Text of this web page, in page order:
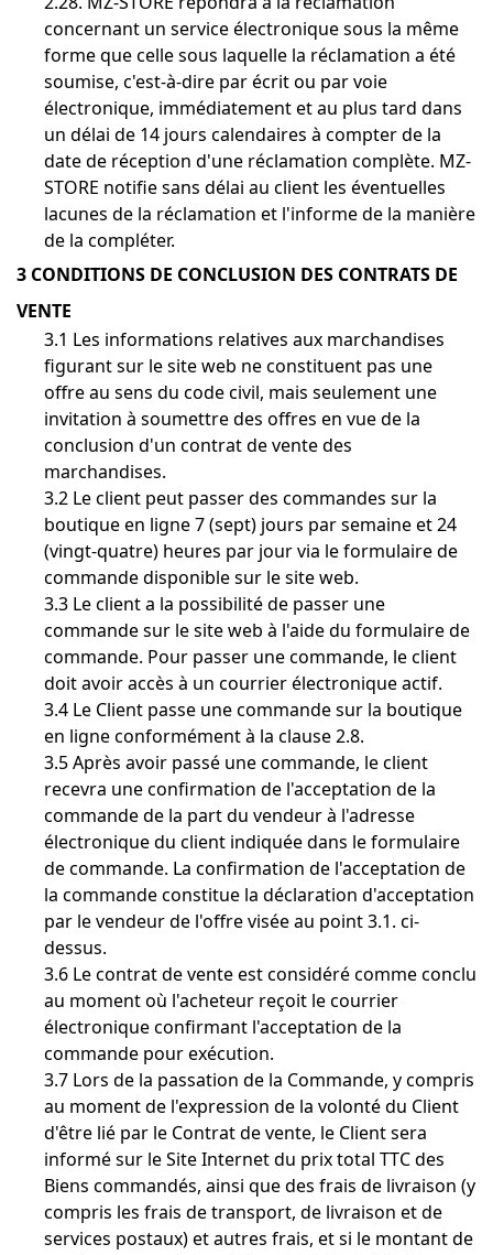
concernant un service électronique sous la même
forme que celle sous laquelle la réclamation a été
soumise, c'est-à-dire par écrit ou par voie
électronique, immédiatement et au plus tard dans
un délai de 14 jours calendaires à compter de la
date de réception d'une réclamation complète. MZ-
STORE notifie sans délai au client les éventuelles
lacunes de la réclamation et l'informe de la manière
de la compléter.
3 CONDITIONS DE CONCLUSION DES CONTRATS DE
VENTE
3.1 Les informations relatives aux marchandises
figurant sur le site web ne constituent pas une
offre au sens du code civil, mais seulement une
invitation à soumettre des offres en vue de la
conclusion d'un contrat de vente des
marchandises.
3.2 Le client peut passer des commandes sur la
boutique en ligne 7 (sept) jours par semaine et 24
(vingt-quatre) heures par jour via le formulaire de
commande disponible sur le site web.
3.3 Le client a la possibilité de passer une
commande sur le site web à l'aide du formulaire de
commande. Pour passer une commande, le client
doit avoir accès à un courrier électronique actif.
3.4 Le Client passe une commande sur la boutique
en ligne conformément à la clause 2.8.
3.5 Après avoir passé une commande, le client
recevra une confirmation de l'acceptation de la
commande de la part du vendeur à l'adresse
électronique du client indiquée dans le formulaire
de commande. La confirmation de l'acceptation de
la commande constitue la déclaration d'acceptation
par le vendeur de l'offre visée au point 3.1. ci-
dessus.
3.6 Le contrat de vente est considéré comme conclu
au moment où l'acheteur reçoit le courrier
électronique confirmant l'acceptation de la
commande pour exécution.
3.7 Lors de la passation de la Commande, y compris
au moment de l'expression de la volonté du Client
d'être lié par le Contrat de vente, le Client sera
informé sur le Site Internet du prix total TTC des
Biens commandés, ainsi que des frais de livraison (y
compris les frais de transport, de livraison et de
services postaux) et autres frais, et si le montant de